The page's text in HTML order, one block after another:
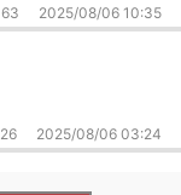
63 2025/08/06 10:35
26 2025/08/06 03:24